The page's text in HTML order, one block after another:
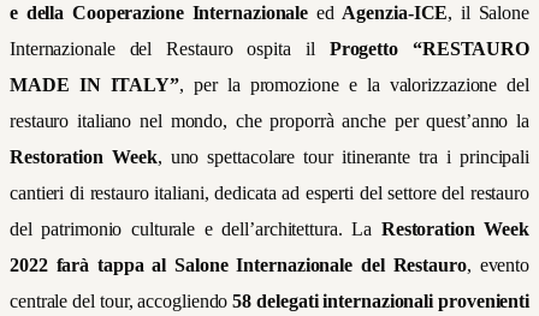
e della Cooperazione Internazionale ed Agenzia-ICE, il Salone
Internazionale del Restauro ospita il Progetto “RESTAURO
MADE IN ITALY”, per la promozione e la valorizzazione del
restauro italiano nel mondo, che proporrà anche per quest’anno la
Restoration Week, uno spettacolare tour itinerante tra i principali
cantieri di restauro italiani, dedicata ad esperti del settore del restauro
del patrimonio culturale e dell’architettura. La Restoration Week
2022 farà tappa al Salone Internazionale del Restauro, evento
centrale del tour, accogliendo58 delegati internazionali provenienti